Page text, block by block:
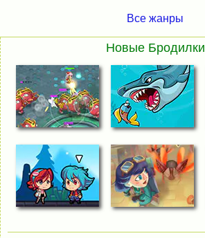
Все жанры
Новые Бродилки